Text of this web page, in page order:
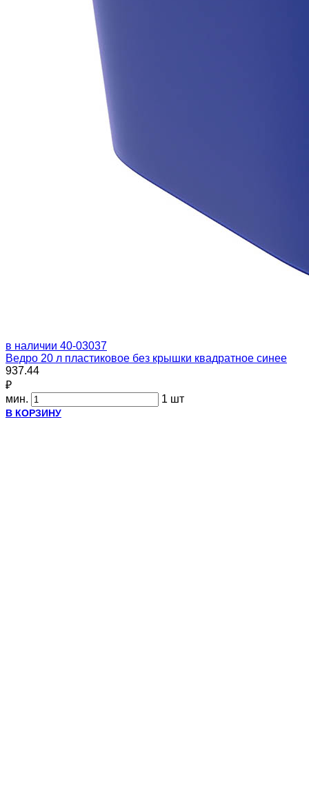
в наличии 40-03037
Ведро 20 л пластиковое без крышки квадратное синее
937.44
₽
мин.
1 шт
В КОРЗИНУ